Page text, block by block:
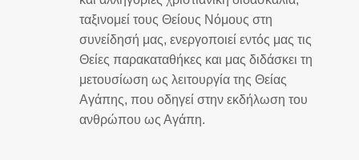
ταξινομεί τους Θείους Νόμους στη
συνείδησή μας, ενεργοποιεί εντός μας τις
Θείες παρακαταθήκες και μας διδάσκει τη
μετουσίωση ως λειτουργία της Θείας
Αγάπης, που οδηγεί στην εκδήλωση του
ανθρώπου ως Αγάπη.